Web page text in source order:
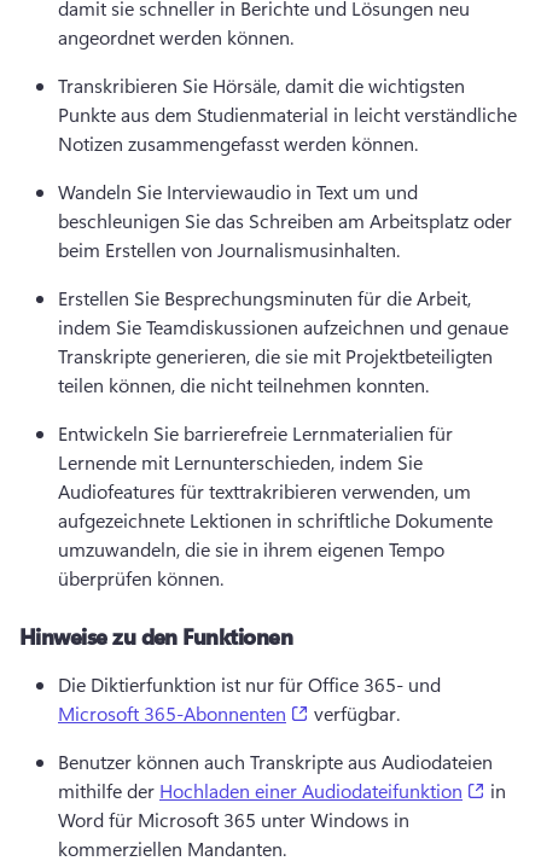
damit sie schneller in Berichte und Lösungen neu
angeordnet werden können.
Transkribieren Sie Hörsäle, damit die wichtigsten
Punkte aus dem Studienmaterial in leicht verständliche
Notizen zusammengefasst werden können.
Wandeln Sie Interviewaudio in Text um und
beschleunigen Sie das Schreiben am Arbeitsplatz oder
beim Erstellen von Journalismusinhalten.
Erstellen Sie Besprechungsminuten für die Arbeit,
indem Sie Teamdiskussionen aufzeichnen und genaue
Transkripte generieren, die sie mit Projektbeteiligten
teilen können, die nicht teilnehmen konnten.
Entwickeln Sie barrierefreie Lernmaterialien für
Lernende mit Lernunterschieden, indem Sie
Audiofeatures für texttrakribieren verwenden, um
aufgezeichnete Lektionen in schriftliche Dokumente
umzuwandeln, die sie in ihrem eigenen Tempo
überprüfen können.
Hinweise zu den Funktionen
Die Diktierfunktion ist nur für Office 365- und
Microsoft 365-Abonnenten
(opens in a new tab)
verfügbar.
Benutzer können auch Transkripte aus Audiodateien
mithilfe der Hochladen einer Audiodateifunktion
in
Word für Microsoft 365 unter Windows in
kommerziellen Mandanten.